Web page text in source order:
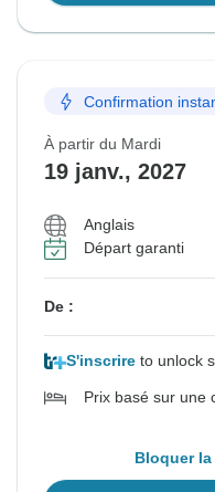
Confirmation
À partir du Mardi
19 janv., 2027
Anglais
Départ garanti
De :
S'inscrire to unlock
Prix basé sur une
Bloquer